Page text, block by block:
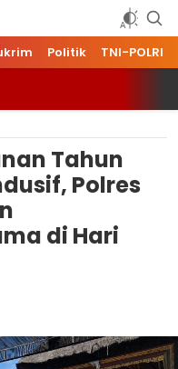
Data dan Fakta
Politik TNI-POLRI
Tahun
Polres
di Hari